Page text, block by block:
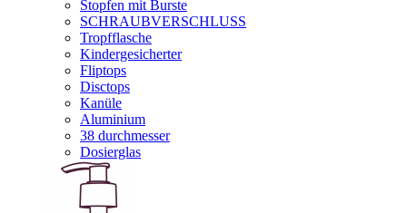
Stopfen mit Burste
SCHRAUBVERSCHLUSS
Tropfflasche
Kindergesicherter
Fliptops
Disctops
Kanüle
Aluminium
38 durchmesser
Dosierglas